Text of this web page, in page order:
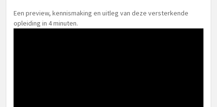
Een preview, kennismaking en uitleg van deze versterkende
opleiding in 4 minuten.